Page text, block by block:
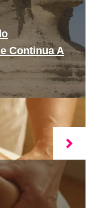
Continua A